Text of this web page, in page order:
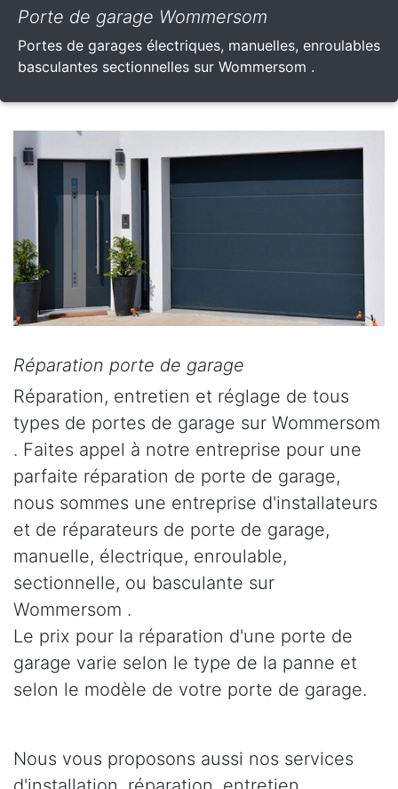
Porte de garage Wommersom
Portes de garages électriques, manuelles, enroulables
basculantes sectionnelles sur Wommersom .
Réparation porte de garage
Réparation, entretien et réglage de tous
types de portes de garage sur Wommersom
. Faites appel à notre entreprise pour une
parfaite réparation de porte de garage,
nous sommes une entreprise d'installateurs
et de réparateurs de porte de garage,
manuelle, électrique, enroulable,
sectionnelle, ou basculante sur
Wommersom .
Le prix pour la réparation d'une porte de
garage varie selon le type de la panne et
selon le modèle de votre porte de garage.
Nous vous proposons aussi nos services